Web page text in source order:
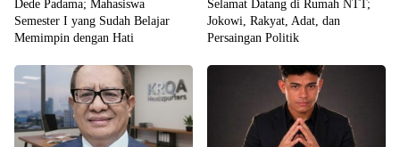
Dede Padama; Mahasiswa
Semester I yang Sudah Belajar
Memimpin dengan Hati
Selamat Datang di Rumah NTT;
Jokowi, Rakyat, Adat, dan
Persaingan Politik